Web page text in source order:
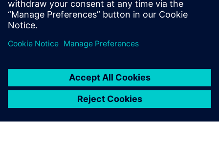
Ich kann mich nicht erinnern,
wie oft ein Ingenieur zu mir
herübergeschaut und gesagt
hat: "Diese Software ist